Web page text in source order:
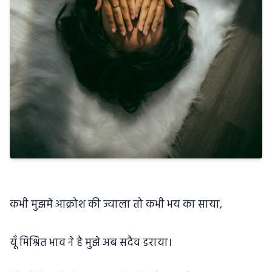
कभी मुझमे आक्रोश की ज्वाला तो कभी भय का साया,
यूँ मिश्रित भाव ने है मुझे अब सदैव डराया।